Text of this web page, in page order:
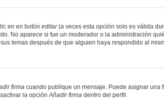
en en botón editar(a veces esta opción solo es válida
No aparece si fue un moderador o la administración
temas después de que alguien haya respondido al
firma cuando publique un mensaje. Puede asignar una
la opciónAñadir firma dentro del perfil.